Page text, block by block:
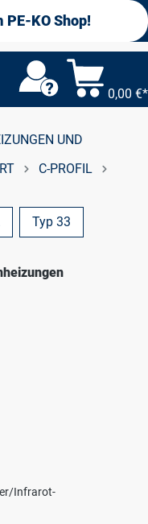
KO Shop!
0,00 €*
UND Z
C-PROFIL
Typ 33
Infrarot-